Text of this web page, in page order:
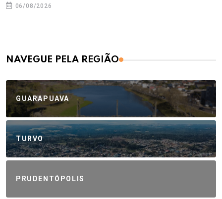
06/08/2026
NAVEGUE PELA REGIÃO
GUARAPUAVA
TURVO
PRUDENTÓPOLIS